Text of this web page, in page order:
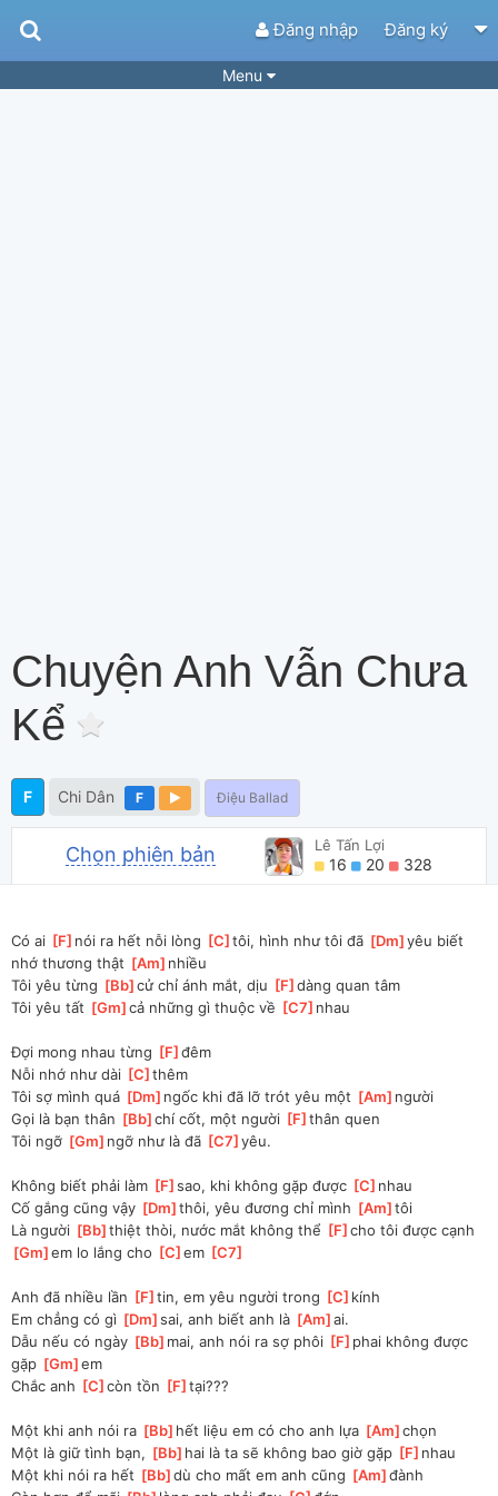
Đăng nhập Đăng ký
Menu
Chuyện Anh Vẫn Chưa
Kể
F Chi Dân F Điệu Ballad
Chọn phiên bản Lê Tấn Lợi
16 20 328
Có ai [F ]nói ra hết nỗi lòng [C ]tôi, hình như tôi đã [Dm ]
yêu biết
nhớ thương thật [Am ]nhiều
Tôi yêu từng [Bb ]
cử chỉ ánh mắt, dịu [F ]
dàng quan tâm
Tôi yêu tất [Gm ]
cả những gì thuộc về [C7 ]nhau
Đợi mong nhau từng [F ]
đêm
Nỗi nhớ như dài [C ]thêm
Tôi sợ mình quá [Dm ]ngốc khi đã lỡ trót yêu một [Am ]người
Gọi là bạn thân [Bb ]
chí cốt, một người [F ]thân quen
Tôi ngỡ [Gm ]ngỡ như là đã [C7 ]
yêu.
Không biết phải làm [F ]
sao, khi không gặp được [C ]nhau
Cố gắng cũng vậy [Dm ]thôi, yêu đương chỉ mình [Am ]tôi
Là người [Bb ]thiệt thòi, nước mắt không thể [F ]
cho tôi được cạnh
Gm ]
em lo lắng cho [C ]
em [C7
Anh đã nhiều lần [F ]tin, em yêu người trong [C ]kính
Em chẳng có gì [Dm ]
sai, anh biết anh là [Am ]
ai.
Dẫu nếu có ngày [Bb ]mai, anh nói ra sợ phôi [F ]phai không được
gặp [Gm ]
em
Chắc anh [C ]
còn tồn [F ]tại???
Một khi anh nói ra [Bb ]hết liệu em có cho anh lựa [Am ]
chọn
Một là giữ tình bạn, [Bb ]hai là ta sẽ không bao giờ gặp [F ]nhau
Một khi nói ra hết [Bb ]
dù cho mất em anh cũng [Am ]
đành